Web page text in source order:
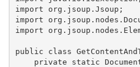
import org.jsoup.Jsoup;
import
import
public class
private static Document